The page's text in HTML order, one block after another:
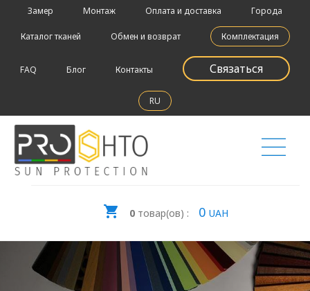
Замер Монтаж Оплата и доставка Города
Каталог тканей Обмен и возврат Комплектация
FAQ Блог Контакты Связаться
RU
0товар(ов) : 0 UAH